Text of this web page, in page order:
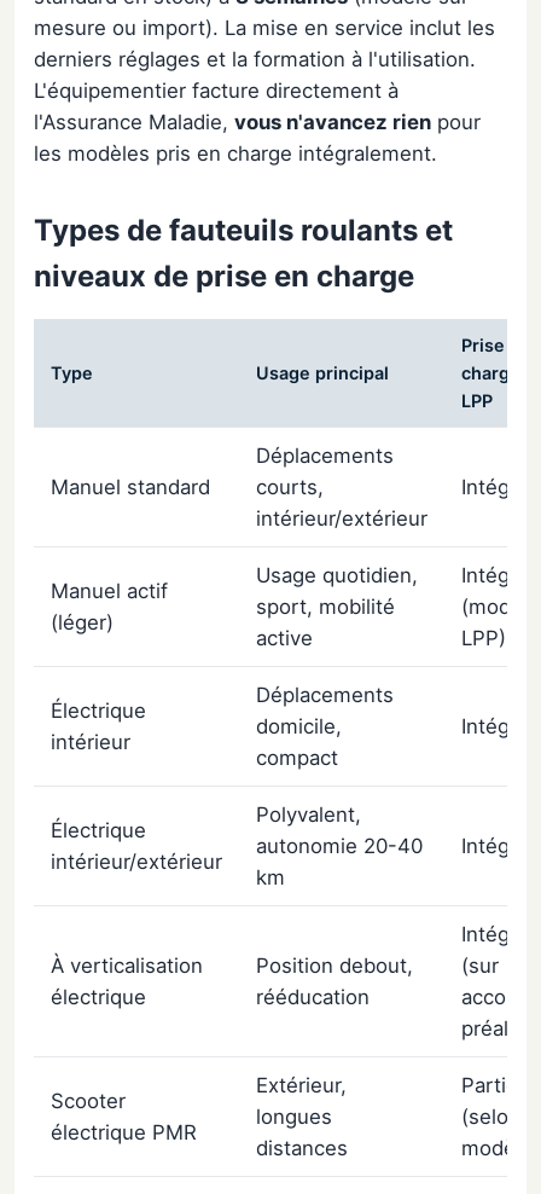
mesure ou import). La mise en service inclut les
derniers réglages et la formation à l'utilisation.
L'équipementier facture directement à
l'Assurance Maladie, vous n'avancez rien pour
les modèles pris en charge intégralement.
Types de fauteuils roulants et
niveaux de prise en charge
Type Usage principal
Prise en
charge
LPP
Manuel standard
Déplacements
courts,
intérieur/extérieur
Manuel actif
(léger)
Usage quotidien,
sport, mobilité
active
LPP)
Électrique
intérieur
Déplacements
domicile,
compact
Électrique
intérieur/extérieur
Polyvalent,
autonomie 20-40
km
À verticalisation
électrique
Position debout,
rééducation
(sur
accord
Scooter
électrique PMR
Extérieur,
longues
distances
Partielle
(selon
modèle)